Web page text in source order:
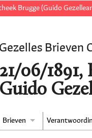
Brugge (Guido
Gezelles Brieven
21/06/
Guido
Brieven